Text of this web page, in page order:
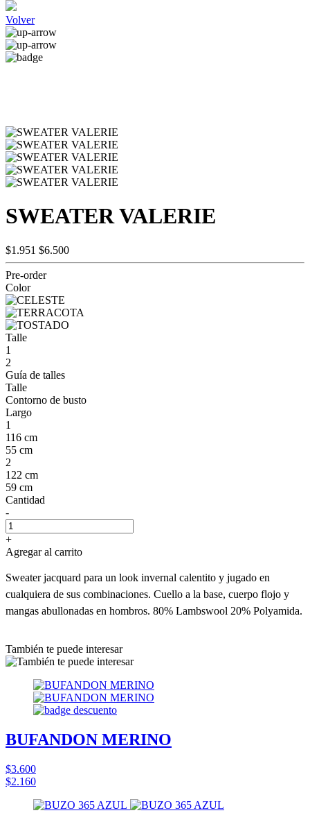
Volver
SWEATER VALERIE
$1.951 $6.500
Pre-order
Color
Talle
1
2
Guía de talles
Talle
Contorno de busto
Largo
1
116 cm
55 cm
2
122 cm
59 cm
Cantidad
-
+
Agregar al carrito
Sweater jacquard para un look invernal calentito y jugado en
cualquiera de sus combinaciones. Cuello a la base, cuerpo flojo y
mangas abullonadas en hombros. 80% Lambswool 20% Polyamida.
También te puede interesar
BUFANDON MERINO
$3.600
$2.160